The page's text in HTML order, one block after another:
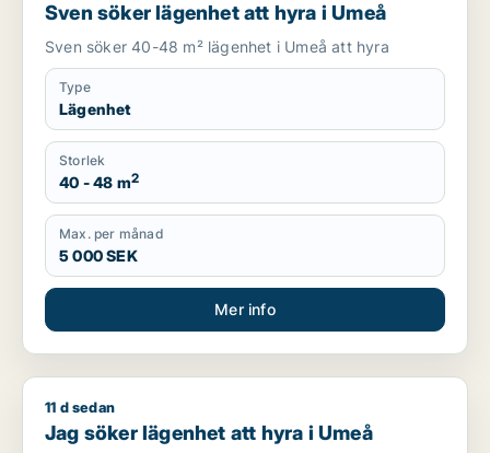
Sven söker lägenhet att hyra i Umeå
Sven söker 40-48 m² lägenhet i Umeå att hyra
Type
Lägenhet
Storlek
40 - 48 m2
Max. per månad
5 000 SEK
Mer info
Jag söker lägenhet att hyra i Umeå
11 d sedan
Jag söker lägenhet att hyra i Umeå